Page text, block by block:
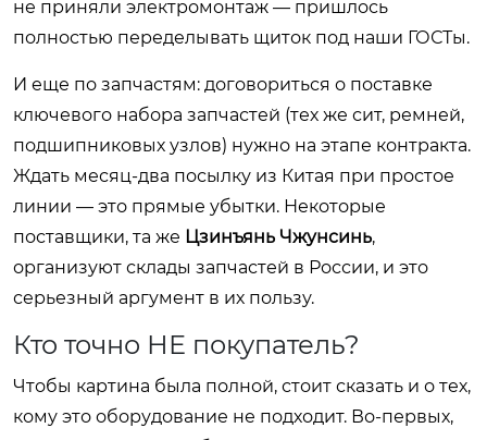
не приняли электромонтаж — пришлось
полностью переделывать щиток под наши ГОСТы.
И еще по запчастям: договориться о поставке
ключевого набора запчастей (тех же сит, ремней,
подшипниковых узлов) нужно на этапе контракта.
Ждать месяц-два посылку из Китая при простое
линии — это прямые убытки. Некоторые
поставщики, та же Цзинъянь Чжунсинь,
организуют склады запчастей в России, и это
серьезный аргумент в их пользу.
Кто точно НЕ покупатель?
Чтобы картина была полной, стоит сказать и о тех,
кому это оборудование не подходит. Во-первых,